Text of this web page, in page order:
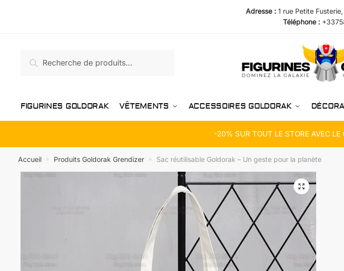
Adresse : 1 rue Petite
Téléphone :
pour :
Recherche
FIGURINES GOLDORAK VÊTEMENTS ACCESSOIRES GOLDORAK
-20% SUR TOUT LE STORE AVEC LE
Accueil » Produits Goldorak Grendizer » Sac réutilisable Goldorak – Un geste pour la planète